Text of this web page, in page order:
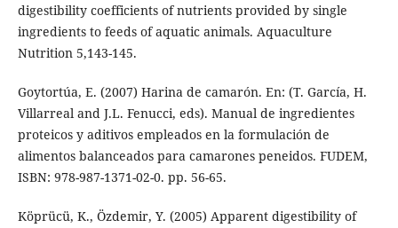
digestibility coefficients of nutrients provided by single
ingredients to feeds of aquatic animals. Aquaculture
Nutrition 5,143-145.
Goytortúa, E. (2007) Harina de camarón. En: (T. García, H.
Villarreal and J.L. Fenucci, eds). Manual de ingredientes
proteicos y aditivos empleados en la formulación de
alimentos balanceados para camarones peneidos. FUDEM,
ISBN: 978-987-1371-02-0. pp. 56-65.
Köprücü, K., Özdemir, Y. (2005) Apparent digestibility of